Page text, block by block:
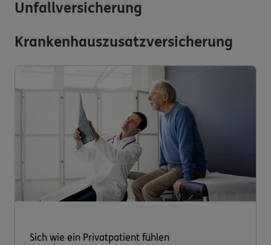
Unfallversicherung
Krankenhauszusatzversicherung
Sich wie ein Privatpatient fühlen